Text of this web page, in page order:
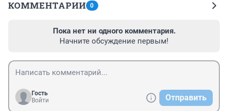
КОММЕНТАРИИ 0
Пока нет ни одного комментария.
Начните обсуждение первым!
Гость
Войти
Отправить